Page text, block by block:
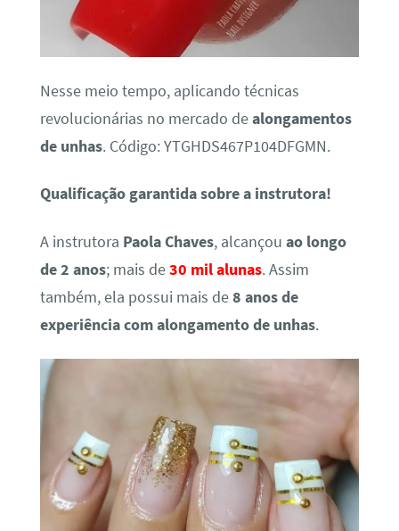
Nesse meio tempo, aplicando técnicas
revolucionárias no mercado dealongamentos
de unhas. Código: YTGHDS467P104DFGMN.
Qualificação garantida sobre a instrutora!
A instrutora Paola Chaves, alcançou ao longo
de 2 anos; mais de30 mil alunas. Assim
também, ela possui mais de8 anos de
experiência com alongamento de unhas.